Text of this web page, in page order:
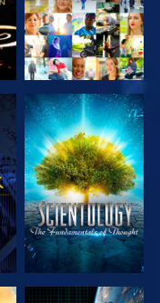
シリーズを探求